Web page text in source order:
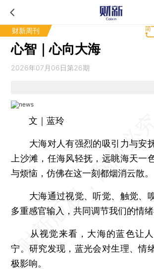
财新周刊
心智｜心向大海
2026年07月06日第26期
文｜蓝玲
大海对人有强烈的吸引力与安
上沙滩，任海风轻抚，远眺海天一
与烦恼，仿佛在这一刻都烟消云散。
大海通过视觉、听觉、触觉、
多重感官输入，共同调节我们的情绪
从视觉来看，大海的蓝色让人
宁。研究发现，蓝光会对生理、情
极影响。